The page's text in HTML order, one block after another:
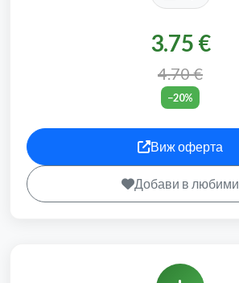
3.75 €
4.70 €
−20%
Виж оферта
Добави в любими